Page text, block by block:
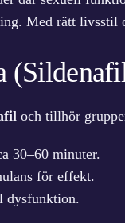
Med rätt
och tillhör
30–60 minuter.
för effekt.
dysfunktion.